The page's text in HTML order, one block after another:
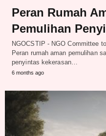
Peran Rumah
Pemulihan
NGOCSTIP - NGO Committee
Peran rumah aman pemulihan
penyintas kekerasan…
6 months ago